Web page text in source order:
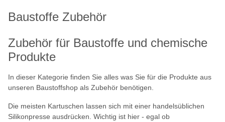
Baustoffe Zubehör
Zubehör für Baustoffe und chemische
Produkte
In dieser Kategorie finden Sie alles was Sie für die Produkte aus
unseren Baustoffshop als Zubehör benötigen.
Die meisten Kartuschen lassen sich mit einer handelsüblichen
Silikonpresse ausdrücken. Wichtig ist hier - egal ob